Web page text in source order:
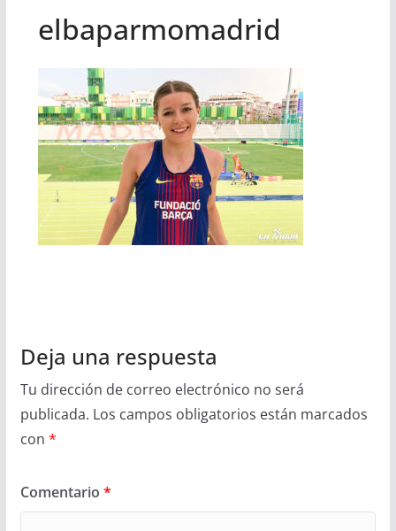
elbaparmomadrid
Deja una respuesta
Tu dirección de correo electrónico no será
publicada. Los campos obligatorios están marcados
con *
Comentario *